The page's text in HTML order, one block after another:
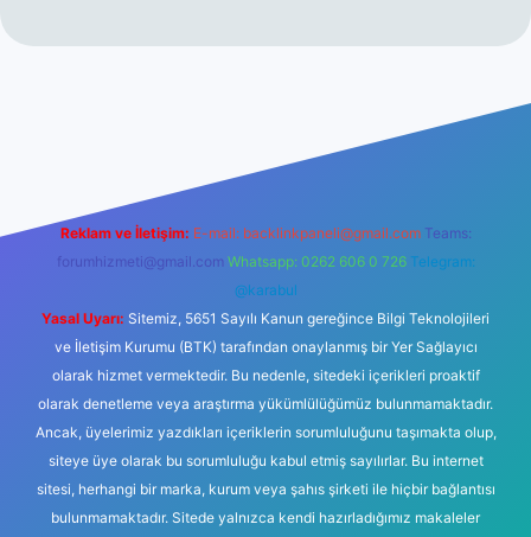
Reklam ve İletişim: E-mail: backlinkpaneli@gmail.com Teams:
forumhizmeti@gmail.com Whatsapp: 0262 606 0 726 Telegram:
@karabul
Yasal Uyarı: Sitemiz, 5651 Sayılı Kanun gereğince Bilgi Teknolojileri
ve İletişim Kurumu (BTK) tarafından onaylanmış bir Yer Sağlayıcı
olarak hizmet vermektedir. Bu nedenle, sitedeki içerikleri proaktif
olarak denetleme veya araştırma yükümlülüğümüz bulunmamaktadır.
Ancak, üyelerimiz yazdıkları içeriklerin sorumluluğunu taşımakta olup,
siteye üye olarak bu sorumluluğu kabul etmiş sayılırlar. Bu internet
sitesi, herhangi bir marka, kurum veya şahıs şirketi ile hiçbir bağlantısı
bulunmamaktadır. Sitede yalnızca kendi hazırladığımız makaleler